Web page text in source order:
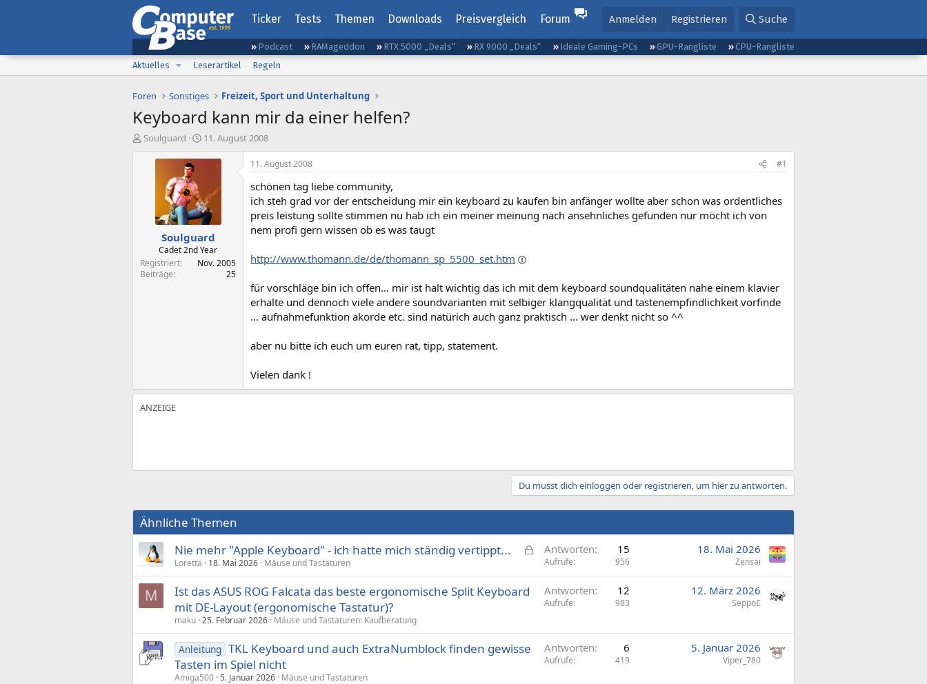
Ticker Tests Themen Downloads Preisvergleich Forum Anmelden Registrieren Suche
Podcast RAMageddon RTX 5000 „Deals“ RX 9000 „Deals“ Ideale Gaming-PCs GPU-Rangliste
CPU-Rangliste
Aktuelles
Leserartikel Regeln
Foren Sonstiges Freizeit, Sport und Unterhaltung
Keyboard kann mir da einer helfen?
E
Soulguard
E
s
l
l
t
a
m
11. August 2008
Soulguard
Cadet 2nd Year
Registriert
Nov. 2005
Beiträge
25
11. August 2008 #1
schönen tag liebe community,
ich steh grad vor der entscheidung mir ein keyboard zu kaufen bin anfänger wollte aber schon was ordentliches
preis leistung sollte stimmen nu hab ich ein meiner meinung nach ansehnliches gefunden nur möcht ich von
nem profi gern wissen ob es was taugt
http://www.thomann.de/de/thomann_sp_5500_set.htm
für vorschläge bin ich offen... mir ist halt wichtig das ich mit dem keyboard soundqualitäten nahe einem klavier
erhalte und dennoch viele andere soundvarianten mit selbiger klangqualität und tastenempfindlichkeit vorfinde
... aufnahmefunktion akorde etc. sind natürich auch ganz praktisch ... wer denkt nicht so ^^
aber nu bitte ich euch um euren rat, tipp, statement.
Vielen dank !
Du musst dich einloggen oder registrieren, um hier zu antworten.
Ähnliche Themen
G
s
r
Nie mehr "Apple Keyboard" - ich hatte mich ständig vertippt...
Loretta 18. Mai 2026 Mäuse und Tastaturen
Antworten 15
Aufrufe 956
18. Mai 2026
Zensai
M
Ist das ASUS ROG Falcata das beste ergonomische Split Keyboard
mit DE-Layout (ergonomische Tastatur)?
maku 25. Februar 2026 Mäuse und Tastaturen: Kaufberatung
Antworten 12
Aufrufe 983
12. März 2026
SeppoE
Anleitung TKL Keyboard und auch ExtraNumblock finden gewisse
Tasten im Spiel nicht
Amiga500 5. Januar 2026 Mäuse und Tastaturen
Antworten 6
Aufrufe 419
5. Januar 2026
Viper_780